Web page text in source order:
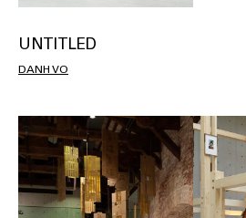
UNTITLED
DANH VO